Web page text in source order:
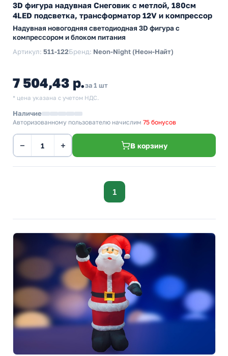
3D фигура надувная Снеговик с метлой, 180см
4LED подсветка, трансформатор 12V и компрессор
Надувная новогодняя светодиодная 3D фигура с
компрессором и блоком питания
Артикул: 511-122Бренд: Neon-Night (Неон-Найт)
7 504,43 р.за 1 шт
* цена указана с учетом НДС.
Наличие
Авторизованному пользователю начислим 75 бонусов
− + В корзину
1